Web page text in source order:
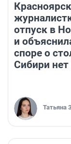
отпуск в
и
споре о
Сибири
Татьяна